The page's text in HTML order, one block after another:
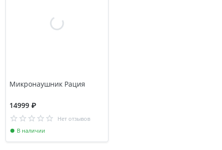
Микронаушник Рация
14999 ₽
Нет отзывов
В наличии